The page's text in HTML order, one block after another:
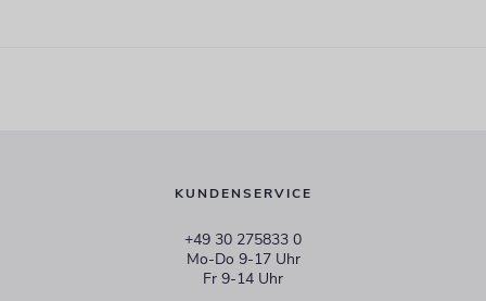
KUNDENSERVICE
+49 30 275833 0
Mo-Do 9-17 Uhr
Fr 9-14 Uhr